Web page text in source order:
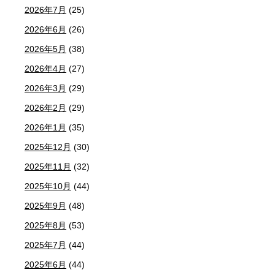
2026年7月 (25)
2026年6月 (26)
2026年5月 (38)
2026年4月 (27)
2026年3月 (29)
2026年2月 (29)
2026年1月 (35)
2025年12月 (30)
2025年11月 (32)
2025年10月 (44)
2025年9月 (48)
2025年8月 (53)
2025年7月 (44)
2025年6月 (44)